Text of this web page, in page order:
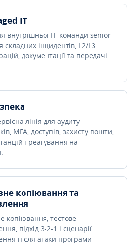
IT
внутрішньої IT-команди senior-
складних інцидентів, L2/L3
документації та передачі
лінія для аудиту
MFA, доступів, захисту пошти,
і реагування на
копіювання та
копіювання, тестове
підхід 3-2-1 і сценарії
після атаки програми-